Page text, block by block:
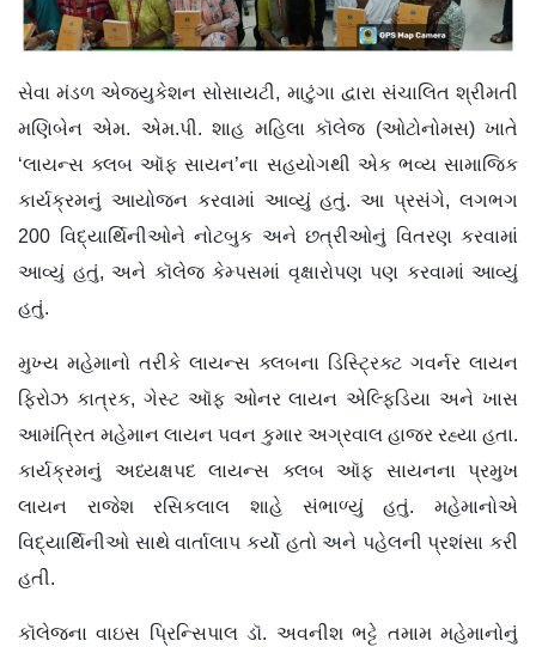
સેવા મંડળ એજ્યુકેશન સોસાયટી, માટુંગા દ્વારા સંચાલિત શ્રીમતી
મણિબેન એમ. એમ.પી. શાહ મહિલા કૉલેજ (ઓટોનોમસ) ખાતે
‘લાયન્સ ક્લબ ઑફ સાયન’ના સહયોગથી એક ભવ્ય સામાજિક
કાર્યક્રમનું આયોજન કરવામાં આવ્યું હતું. આ પ્રસંગે, લગભગ
200 વિદ્યાર્થિનીઓને નોટબુક અને છત્રીઓનું વિતરણ કરવામાં
આવ્યું હતું, અને કૉલેજ કેમ્પસમાં વૃક્ષારોપણ પણ કરવામાં આવ્યું
હતું.
મુખ્ય મહેમાનો તરીકે લાયન્સ ક્લબના ડિસ્ટ્રિક્ટ ગવર્નર લાયન
ફિરોઝ કાત્રક, ગેસ્ટ ઑફ ઓનર લાયન એલ્ફિડિયા અને ખાસ
આમંત્રિત મહેમાન લાયન પવન કુમાર અગ્રવાલ હાજર રહ્યા હતા.
કાર્યક્રમનું અધ્યક્ષપદ લાયન્સ ક્લબ ઑફ સાયનના પ્રમુખ
લાયન રાજેશ રસિકલાલ શાહે સંભાળ્યું હતું. મહેમાનોએ
વિદ્યાર્થિનીઓ સાથે વાર્તાલાપ કર્યો હતો અને પહેલની પ્રશંસા કરી
હતી.
કૉલેજના વાઇસ પ્રિન્સિપાલ ડૉ. અવનીશ ભટ્ટે તમામ મહેમાનોનું